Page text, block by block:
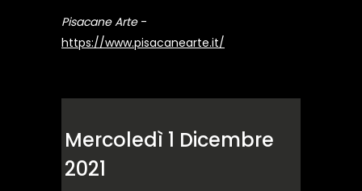
Pisacane Arte -
https://www.pisacanearte.it/
Mercoledì 1 Dicembre
2021